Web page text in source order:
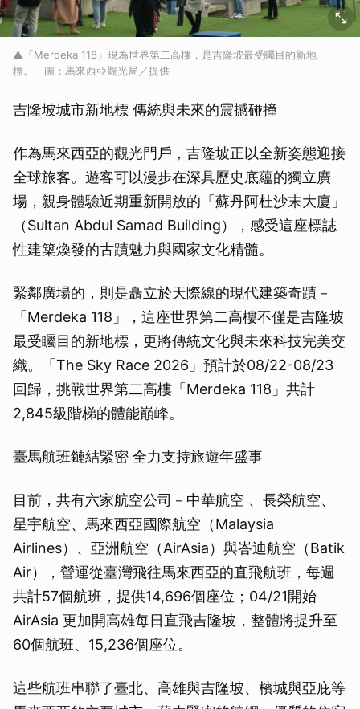
▲「Merdeka 118」現為世界第二高樓，是吉隆坡最受矚目的新地
標。 圖：馬來西亞觀光局／提供
吉隆坡城市新地標 傳統與未來的震撼碰撞
作為馬來西亞的觀光門戶，吉隆坡正以全新姿態迎接
全球旅客。遊客可以漫步在深具歷史底蘊的獨立廣
場，親身體驗近期重新開放的「蘇丹阿杜沙末大廈」
（Sultan Abdul Samad Building），感受這座標誌
性建築煥發的古蹟魅力與國家文化精髓。
緊鄰廣場的，則是矗立於天際線的現代建築奇蹟－
「Merdeka 118」，這座世界第二高樓不僅是吉隆坡
最受矚目的新地標，更將傳統文化與未來科技完美交
織。「The Sky Race 2026」預計於08/22-08/23
回歸，挑戰世界第二高樓「Merdeka 118」共計
2,845級階梯的體能巔峰。
臺馬航班鏈結緊密 全力支持旅遊年盛事
目前，共有六家航空公司－中華航空 、長榮航空、
星宇航空、馬來西亞國際航空（Malaysia
Airlines）、亞洲航空（AirAsia）與峇迪航空（Batik
Air），營運從臺灣飛往馬來西亞的直飛航班，每週
共計57個航班，提供14,696個座位；04/21開始
AirAsia 更加開高雄每日直飛吉隆坡，整體將提升至
60個航班、15,236個座位。
這些航班串聯了臺北、高雄與吉隆坡、檳城與亞庇等